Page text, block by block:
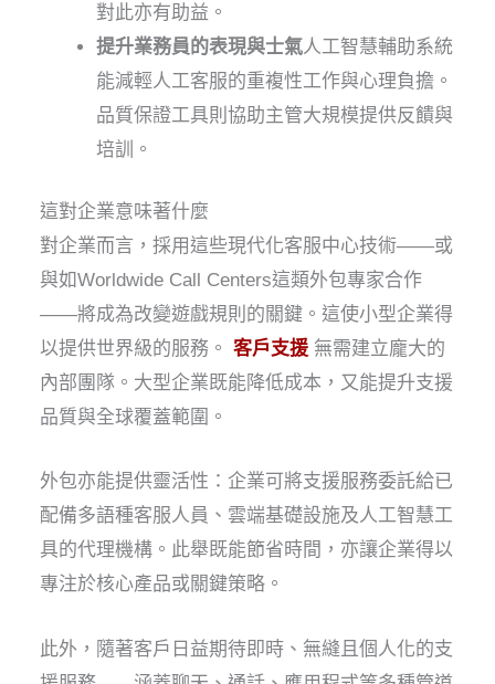
對此亦有助益。
提升業務員的表現與士氣人工智慧輔助系統
能減輕人工客服的重複性工作與心理負擔。
品質保證工具則協助主管大規模提供反饋與
培訓。
這對企業意味著什麼
對企業而言，採用這些現代化客服中心技術——或
與如Worldwide Call Centers這類外包專家合作
——將成為改變遊戲規則的關鍵。這使小型企業得
以提供世界級的服務。客戶支援 無需建立龐大的
內部團隊。大型企業既能降低成本，又能提升支援
品質與全球覆蓋範圍。
外包亦能提供靈活性：企業可將支援服務委託給已
配備多語種客服人員、雲端基礎設施及人工智慧工
具的代理機構。此舉既能節省時間，亦讓企業得以
專注於核心產品或關鍵策略。
此外，隨著客戶日益期待即時、無縫且個人化的支